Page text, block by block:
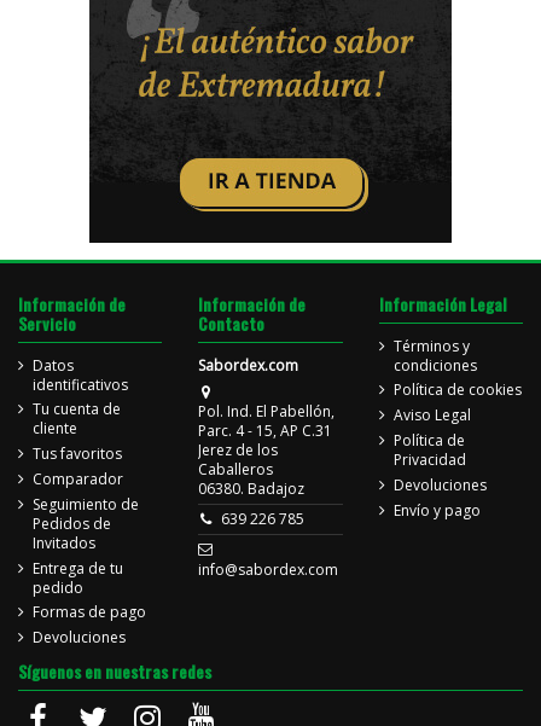
Información de
Servicio
Datos
identificativos
Tu cuenta de
cliente
Tus favoritos
Comparador
Seguimiento de
Pedidos de
Invitados
Entrega de tu
pedido
Formas de pago
Devoluciones
Información de
Contacto
Sabordex.com
Pol. Ind. El Pabellón,
Parc. 4 - 15, AP C.31
Jerez de los
Caballeros
06380. Badajoz
639 226 785
info@sabordex.com
Información Legal
Términos y
condiciones
Política de cookies
Aviso Legal
Política de
Privacidad
Devoluciones
Envío y pago
Síguenos en nuestras redes